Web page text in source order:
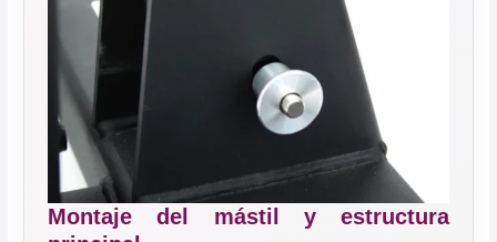
Montaje del mástil y estructura